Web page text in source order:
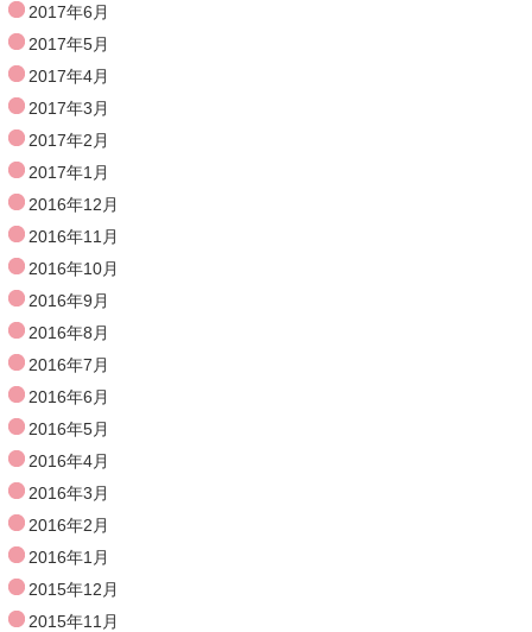
2017年6月
2017年5月
2017年4月
2017年3月
2017年2月
2017年1月
2016年12月
2016年11月
2016年10月
2016年9月
2016年8月
2016年7月
2016年6月
2016年5月
2016年4月
2016年3月
2016年2月
2016年1月
2015年12月
2015年11月